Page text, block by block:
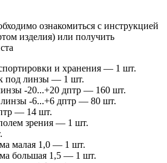
ознакомиться с инструкцией
изделия) или получить
и хранения — 1 шт.
под линзы — 1 шт.
-20...+20 дптр — 160 шт.
линзы -6...+6 дптр — 80 шт.
— 14 шт.
зрения — 1 шт.
малая 1,0 — 1 шт.
большая 1,5 — 1 шт.